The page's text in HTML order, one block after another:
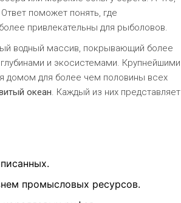
поможет понять, где
привлекательны для рыболовов.
водный массив, покрывающий более
и экосистемами. Крупнейшими
домом для более чем половины всех
океан. Каждый из них представляет
промысловых ресурсов.